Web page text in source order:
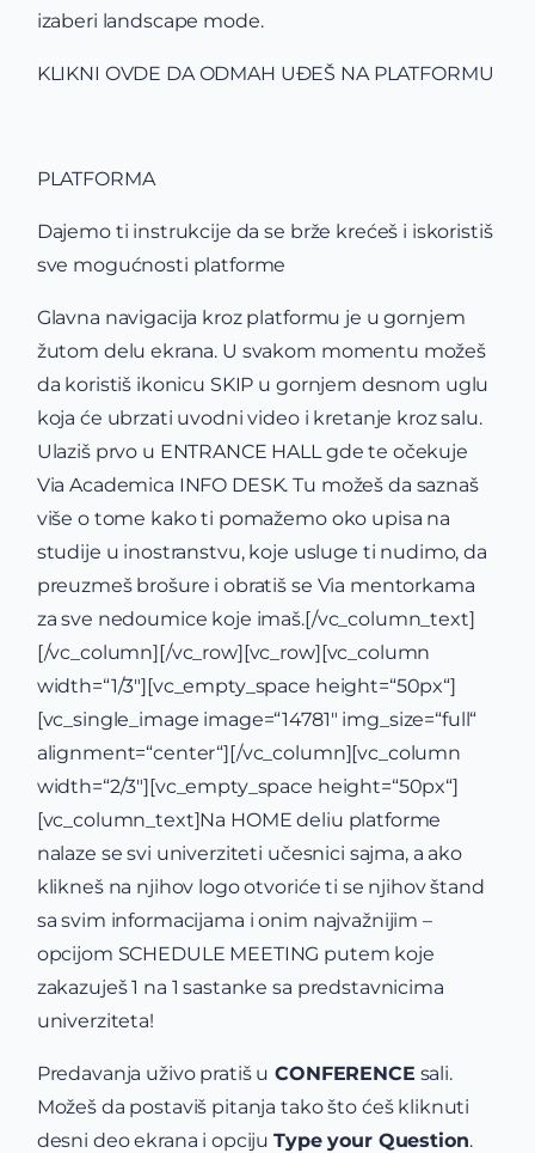
izaberi landscape mode.
KLIKNI OVDE DA ODMAH UĐEŠ NA PLATFORMU
PLATFORMA
Dajemo ti instrukcije da se brže krećeš i iskoristiš
sve mogućnosti platforme
Glavna navigacija kroz platformu je u gornjem
žutom delu ekrana. U svakom momentu možeš
da koristiš ikonicu SKIP u gornjem desnom uglu
koja će ubrzati uvodni video i kretanje kroz salu.
Ulaziš prvo u ENTRANCE HALL gde te očekuje
Via Academica INFO DESK. Tu možeš da saznaš
više o tome kako ti pomažemo oko upisa na
studije u inostranstvu, koje usluge ti nudimo, da
preuzmeš brošure i obratiš se Via mentorkama
za sve nedoumice koje imaš.[/vc_column_text]
[/vc_column][/vc_row][vc_row][vc_column
width=“1/3″][vc_empty_space height=“50px“]
[vc_single_image image=“14781″ img_size=“full“
alignment=“center“][/vc_column][vc_column
width=“2/3″][vc_empty_space height=“50px“]
[vc_column_text]Na HOME deliu platforme
nalaze se svi univerziteti učesnici sajma, a ako
klikneš na njihov logo otvoriće ti se njihov štand
sa svim informacijama i onim najvažnijim –
opcijom SCHEDULE MEETING putem koje
zakazuješ 1 na 1 sastanke sa predstavnicima
univerziteta!
Predavanja uživo pratiš u CONFERENCE sali.
Možeš da postaviš pitanja tako što ćeš kliknuti
desni deo ekrana i opcijuType your Question.